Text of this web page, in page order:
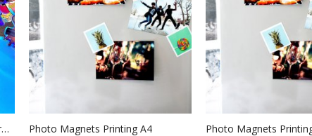
Impression d'autocollants holographiques
Photo Magnets Printing A4
Photo Magnets